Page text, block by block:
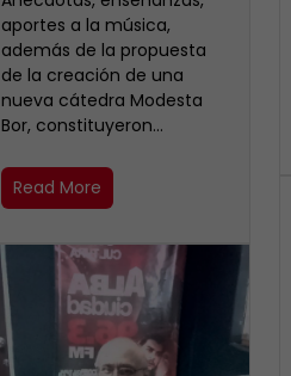
aportes a la música,
además de la propuesta
de la creación de una
nueva cátedra Modesta
Bor, constituyeron…
Read More